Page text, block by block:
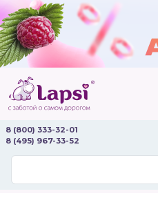
8 (800) 333-32-01
8 (495) 967-33-52